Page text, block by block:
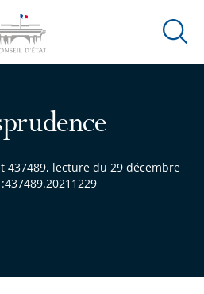
Ouvrir
437489, lecture du 29 décembre